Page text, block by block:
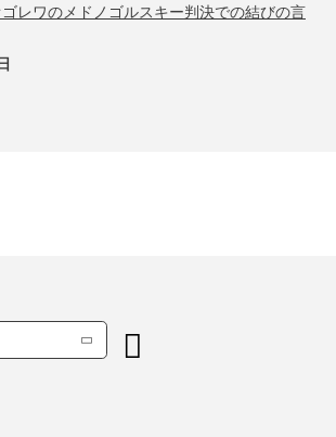
レワのメドノゴルスキー判決での結びの言